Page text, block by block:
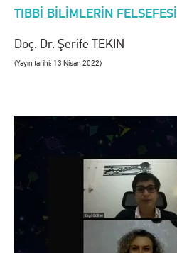
TIBBİ BİLİMLERİN FELSEFESİ
Doç. Dr. Şerife TEKİN
(Yayın tarihi: 13 Nisan 2022)